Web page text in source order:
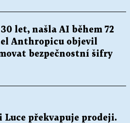
let, našla AI během 72
Anthropicu objevil
bezpečnostní šifry
překvapuje prodeji.